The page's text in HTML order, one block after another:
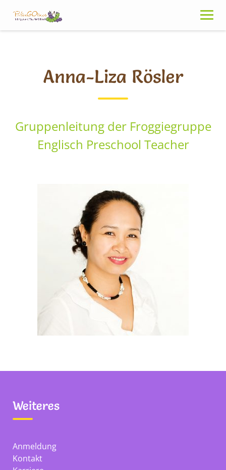
content
Anna-Liza Rösler
Gruppenleitung der Froggiegruppe
Englisch Preschool Teacher
Weiteres
Anmeldung
Kontakt